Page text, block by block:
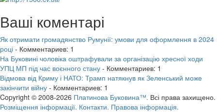
Ваші коментарі
Як отримати громадянство Румунії: умови для оформлення в 2024
році - Комментариев: 1
На Буковині чоловіка оштрафували за організацію хресної ходи
УПЦ МП під час воєнного стану - Комментариев: 1
Відмова від Криму і НАТО: Трамп натякнув як Зеленський може
закінчити війну - Комментариев: 1
Copyright © 2008-2026 Платинова Буковина™. Всі права захищено.
Розміщення інформації. Контакти. Правова інформація.